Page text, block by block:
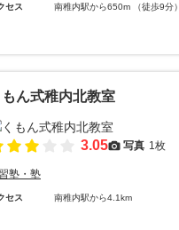
セス 南稚内駅から650m （徒歩9分）
もん式稚内北教室
3.05 写真 1枚
塾・塾
セス 南稚内駅から4.1km